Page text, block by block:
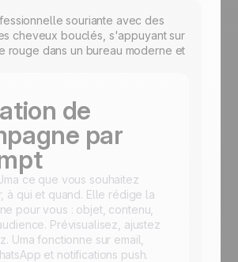
de
par
ce que vous souhaitez
à qui et quand. Elle rédige la
pour vous : objet, contenu,
Prévisualisez, ajustez
Uma fonctionne sur email,
et notifications push.